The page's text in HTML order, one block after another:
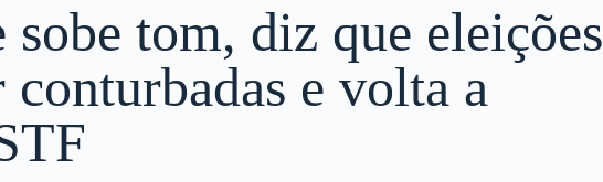
sobe tom, diz que eleições
conturbadas e volta a